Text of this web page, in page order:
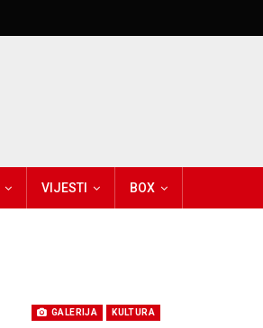
VIJESTI BOX
GALERIJA KULTURA